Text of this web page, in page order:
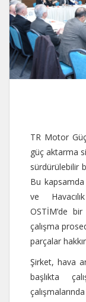
TR Motor
güç aktarma
sürdürülebilir
Bu
ve
OSTİM’de
çalışma
parçalar
Şirket, hava
başlıkta